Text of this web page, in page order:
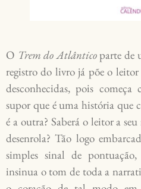
O Trem do Atlânticoparte de
registro do livro já põe o
desconhecidas, pois
supor que é uma história que
é a outra? Saberá o leitor a
desenrola? Tão logo
simples sinal de
insinua o tom de toda a